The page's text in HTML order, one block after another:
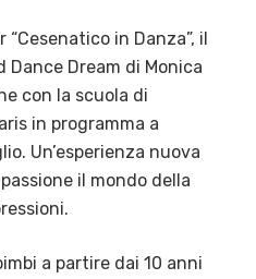
in Danza”, il
Dream di Monica
con la scuola di
in programma a
Un’esperienza nuova
il mondo della
a partire dai 10 anni